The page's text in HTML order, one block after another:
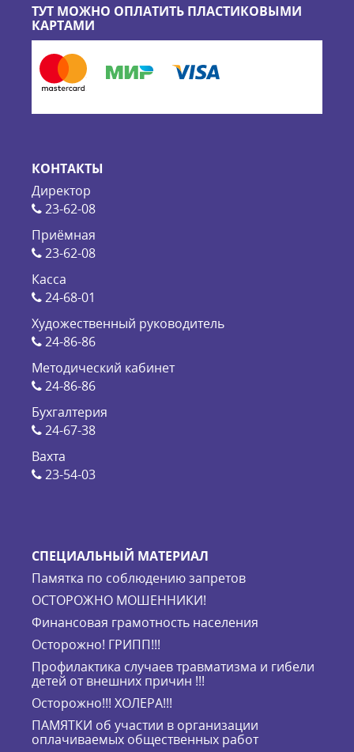
ТУТ МОЖНО ОПЛАТИТЬ ПЛАСТИКОВЫМИ
КАРТАМИ
КОНТАКТЫ
Директор
23-62-08
Приёмная
23-62-08
Касса
24-68-01
Художественный руководитель
24-86-86
Методический кабинет
24-86-86
Бухгалтерия
24-67-38
Вахта
23-54-03
СПЕЦИАЛЬНЫЙ МАТЕРИАЛ
Памятка по соблюдению запретов
ОСТОРОЖНО МОШЕННИКИ!
Финансовая грамотность населения
Осторожно! ГРИПП!!!
Профилактика случаев травматизма и гибели
детей от внешних причин !!!
Осторожно!!! ХОЛЕРА!!!
ПАМЯТКИ об участии в организации
оплачиваемых общественных работ